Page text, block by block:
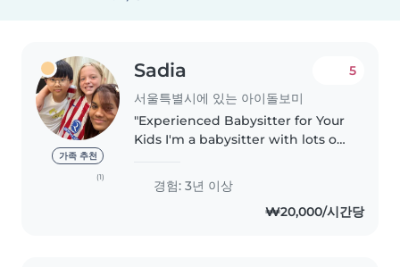
가족 추천
(1)
Sadia
서울특별시에 있는 아이돌보미
5
"Experienced Babysitter for Your
Kids I'm a babysitter with lots of
about kids. I make sure they're
safe and happy. I talk to parents
경험: 3년 이상
₩20,000/시간당